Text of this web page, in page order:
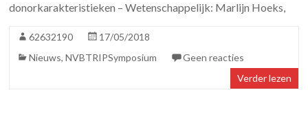
donorkarakteristieken – Wetenschappelijk: Marlijn Hoeks,
62632190
17/05/2018
Nieuws,NVBTRIPSymposium
Geen reacties
Verder lezen